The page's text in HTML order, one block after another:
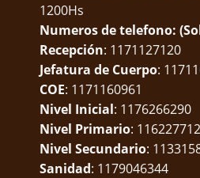
1200Hs
Numeros de telefono:
Recepción: 1171127120
Jefatura de Cuerpo:
COE: 1171160961
Nivel Inicial: 1176266290
Nivel Primario:
Nivel Secundario:
Sanidad: 1179046344